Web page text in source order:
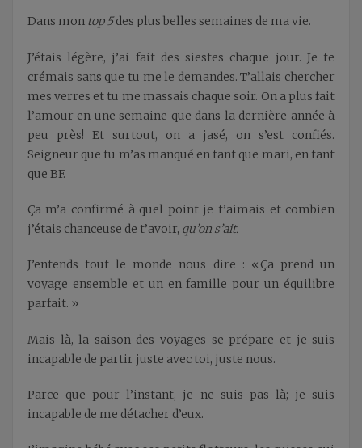
Dans mon top 5des plus belles semaines de ma vie.
J’étais légère, j’ai fait des siestes chaque jour. Je te
crémais sans que tu me le demandes. T’allais chercher
mes verres et tu me massais chaque soir. On a plus fait
l’amour en une semaine que dans la dernière année à
peu près! Et surtout, on a jasé, on s’est confiés.
Seigneur que tu m’as manqué en tant que mari, en tant
que BF.
Ça m’a confirmé à quel point je t’aimais et combien
j’étais chanceuse de t’avoir, qu’on s’ait.
J’entends tout le monde nous dire : « Ça prend un
voyage ensemble et un en famille pour un équilibre
parfait. »
Mais là, la saison des voyages se prépare et je suis
incapable de partir juste avec toi, juste nous.
Parce que pour l’instant, je ne suis pas là; je suis
incapable de me détacher d’eux.